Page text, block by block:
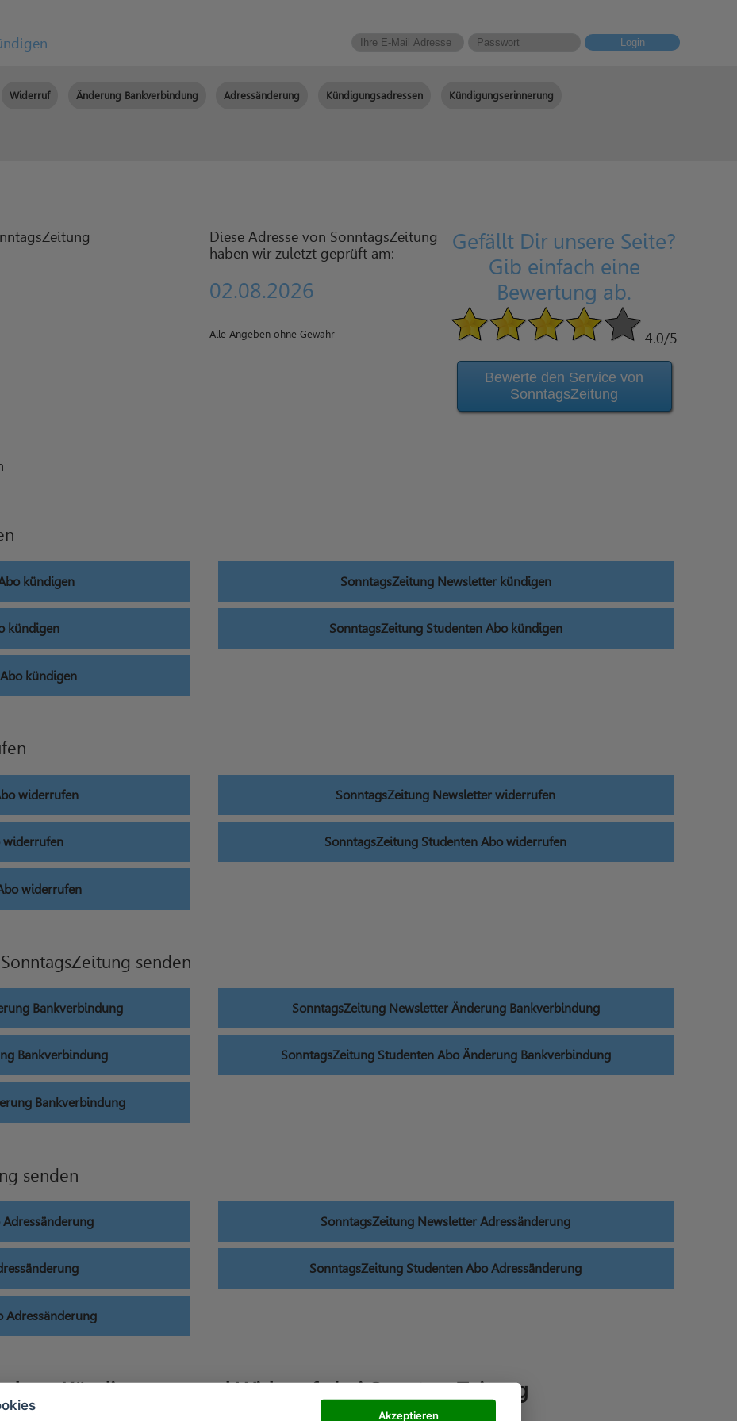
Login
Widerruf Änderung Bankverbindung Adressänderung Kündigungsadressen Kündigungserinnerung
Diese Adresse von SonntagsZeitung
haben wir zuletzt geprüft am:
02.08.2026
Alle Angeben ohne Gewähr
Gefällt Dir unsere Seite?
Gib einfach eine
Bewertung ab.
4.0/5
Bewerte den Service von
SonntagsZeitung
kündigen
kündigen
kündigen
SonntagsZeitung Newsletter kündigen
SonntagsZeitung Studenten Abo kündigen
widerrufen
widerrufen
widerrufen
SonntagsZeitung Newsletter widerrufen
SonntagsZeitung Studenten Abo widerrufen
senden
Bankverbindung
Bankverbindung
Bankverbindung
SonntagsZeitung Newsletter Änderung Bankverbindung
SonntagsZeitung Studenten Abo Änderung Bankverbindung
senden
Adressänderung
SonntagsZeitung Newsletter Adressänderung
SonntagsZeitung Studenten Abo Adressänderung
um Kündigungen und Widerrufe bei SonntagsZeitung
Akzeptieren